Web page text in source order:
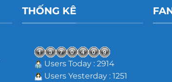
THỐNG KÊ
Users Today : 2914
Users Yesterday : 1251